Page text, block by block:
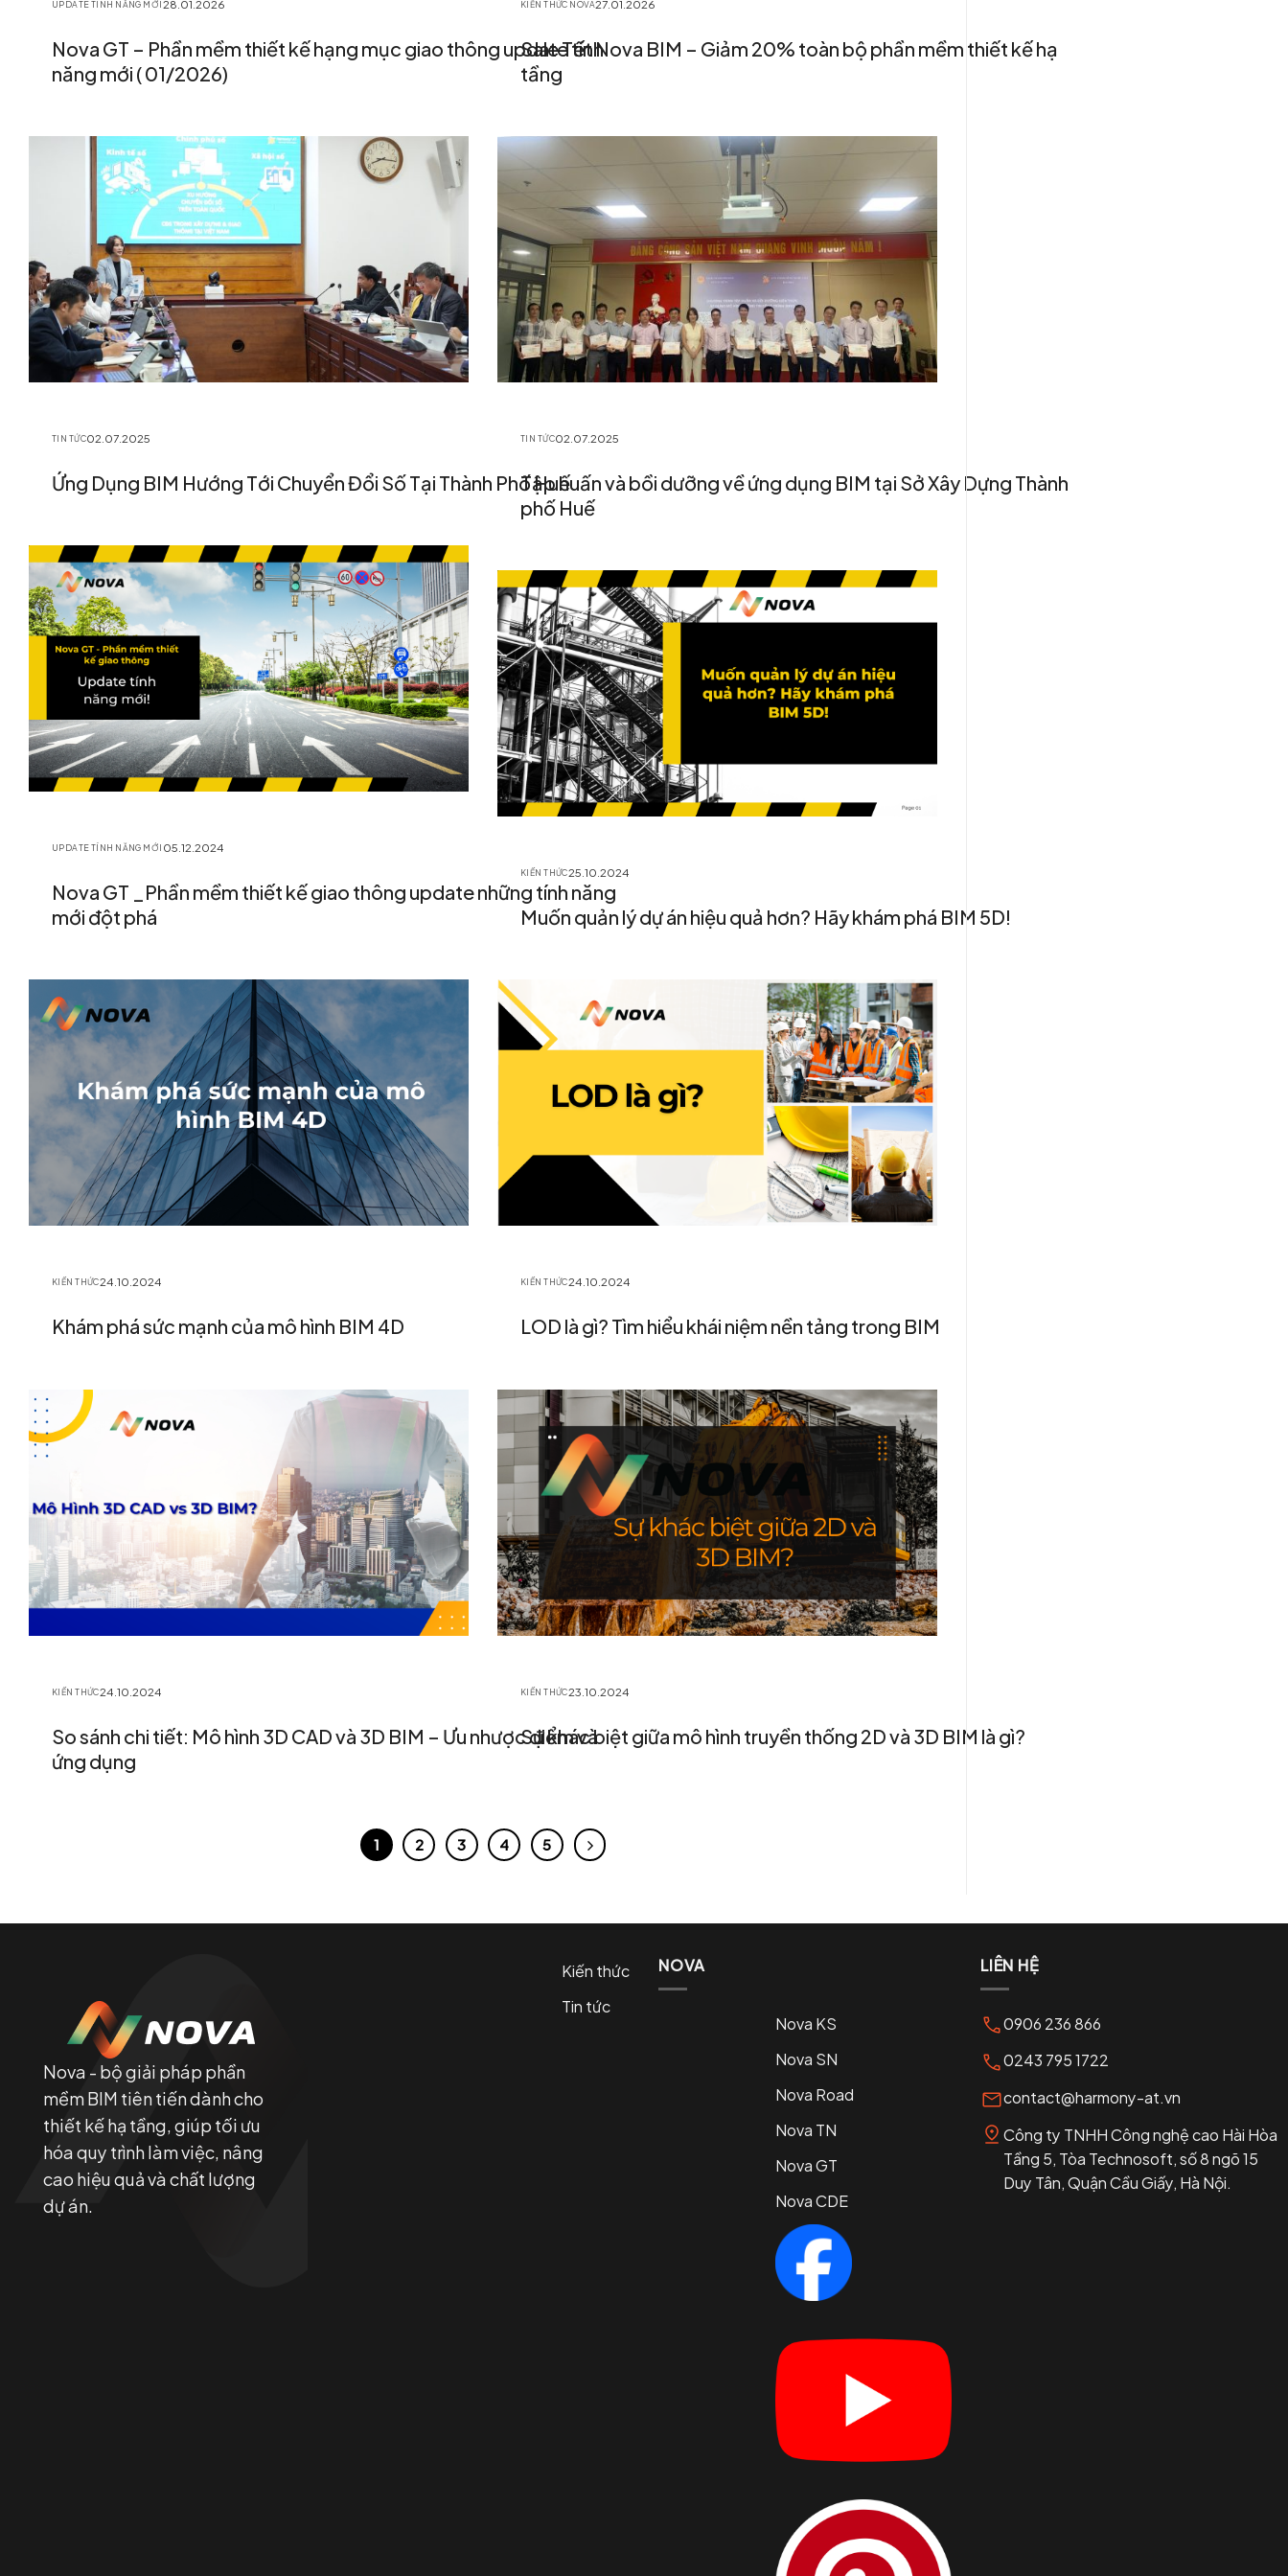
UPDATE TÍNH NĂNG MỚI28.01.2026
Nova GT – Phần mềm thiết kế hạng mục giao thông update tính
năng mới ( 01/2026)
KIẾN THỨC NOVA27.01.2026
Sale Tết Nova BIM – Giảm 20% toàn bộ phần mềm thiết kế hạ
tầng
TIN TỨC02.07.2025
Ứng Dụng BIM Hướng Tới Chuyển Đổi Số Tại Thành Phố Huế
TIN TỨC02.07.2025
Tập huấn và bồi dưỡng về ứng dụng BIM tại Sở Xây Dựng Thành
phố Huế
UPDATE TÍNH NĂNG MỚI 05.12.2024
Nova GT _Phần mềm thiết kế giao thông update những tính năng
mới đột phá
KIẾN THỨC25.10.2024
Muốn quản lý dự án hiệu quả hơn? Hãy khám phá BIM 5D!
KIẾN THỨC24.10.2024
Khám phá sức mạnh của mô hình BIM 4D
KIẾN THỨC24.10.2024
LOD là gì? Tìm hiểu khái niệm nền tảng trong BIM
KIẾN THỨC24.10.2024
So sánh chi tiết: Mô hình 3D CAD và 3D BIM – Ưu nhược điểm và
ứng dụng
KIẾN THỨC23.10.2024
Sự khác biệt giữa mô hình truyền thống 2D và 3D BIM là gì?
1 2 3 4 5
Nova - bộ giải pháp phần
mềm BIM tiên tiến dành cho
thiết kế hạ tầng, giúp tối ưu
hóa quy trình làm việc, nâng
cao hiệu quả và chất lượng
dự án.
Kiến thức
Tin tức
NOVA
Nova KS
Nova SN
Nova Road
Nova TN
Nova GT
Nova CDE
LIÊN HỆ
0906 236 866
0243 795 1722
contact@harmony-at.vn
Công ty TNHH Công nghệ cao Hài Hòa
Tầng 5, Tòa Technosoft, số 8 ngõ 15
Duy Tân, Quận Cầu Giấy, Hà Nội.